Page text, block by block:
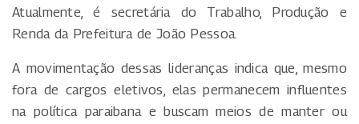
Atualmente, é secretária do Trabalho, Produção e
Renda da Prefeitura de João Pessoa.
A movimentação dessas lideranças indica que, mesmo
fora de cargos eletivos, elas permanecem influentes
na política paraibana e buscam meios de manter ou